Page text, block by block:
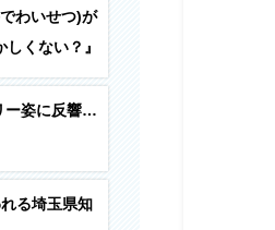
わいせつ)が
くない？』
ー姿に反響…
る埼玉県知